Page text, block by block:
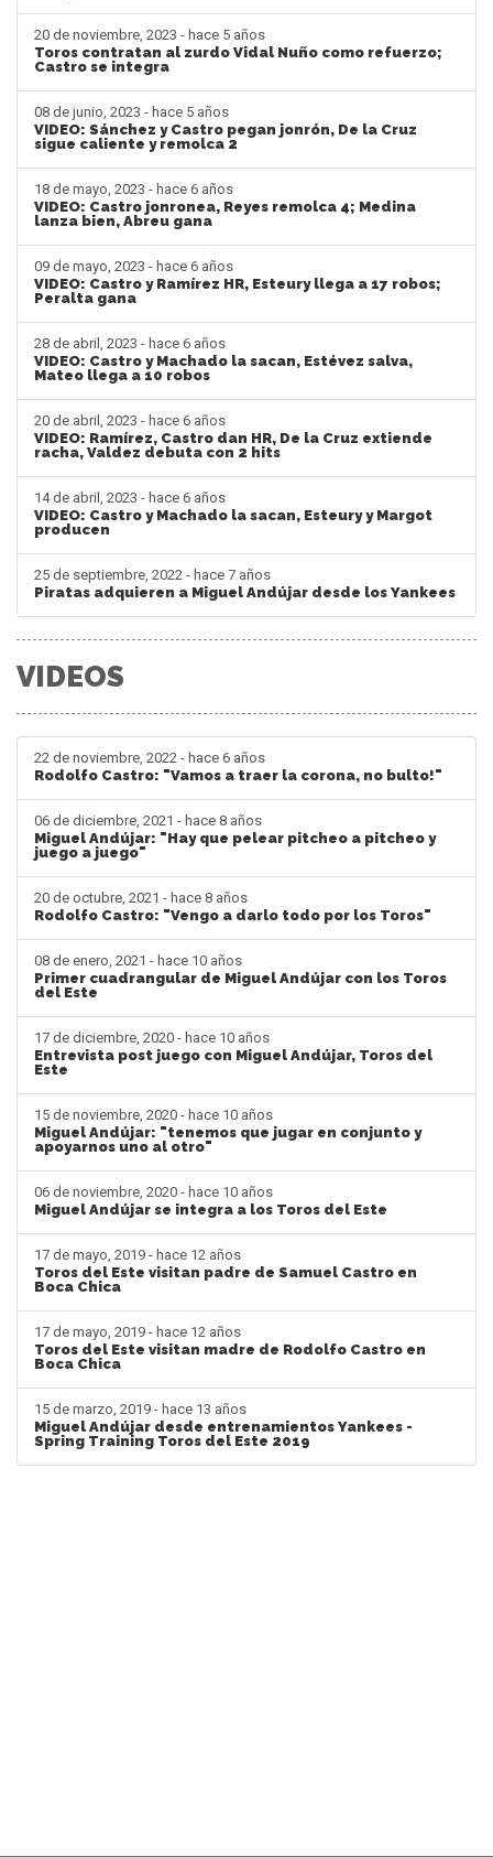
20 de noviembre, 2023 - hace 5 años
Toros contratan al zurdo Vidal Nuño como refuerzo;
Castro se integra
08 de junio, 2023 - hace 5 años
VIDEO: Sánchez y Castro pegan jonrón, De la Cruz
sigue caliente y remolca 2
18 de mayo, 2023 - hace 6 años
VIDEO: Castro jonronea, Reyes remolca 4; Medina
lanza bien, Abreu gana
09 de mayo, 2023 - hace 6 años
VIDEO: Castro y Ramírez HR, Esteury llega a 17 robos;
Peralta gana
28 de abril, 2023 - hace 6 años
VIDEO: Castro y Machado la sacan, Estévez salva,
Mateo llega a 10 robos
20 de abril, 2023 - hace 6 años
VIDEO: Ramírez, Castro dan HR, De la Cruz extiende
racha, Valdez debuta con 2 hits
14 de abril, 2023 - hace 6 años
VIDEO: Castro y Machado la sacan, Esteury y Margot
producen
25 de septiembre, 2022 - hace 7 años
Piratas adquieren a Miguel Andújar desde los Yankees
VIDEOS
22 de noviembre, 2022 - hace 6 años
Rodolfo Castro: "Vamos a traer la corona, no bulto!"
06 de diciembre, 2021 - hace 8 años
Miguel Andújar: "Hay que pelear pitcheo a pitcheo y
juego a juego"
20 de octubre, 2021 - hace 8 años
Rodolfo Castro: "Vengo a darlo todo por los Toros"
08 de enero, 2021 - hace 10 años
Primer cuadrangular de Miguel Andújar con los Toros
del Este
17 de diciembre, 2020 - hace 10 años
Entrevista post juego con Miguel Andújar, Toros del
Este
15 de noviembre, 2020 - hace 10 años
Miguel Andújar: "tenemos que jugar en conjunto y
apoyarnos uno al otro"
06 de noviembre, 2020 - hace 10 años
Miguel Andújar se integra a los Toros del Este
17 de mayo, 2019 - hace 12 años
Toros del Este visitan padre de Samuel Castro en
Boca Chica
17 de mayo, 2019 - hace 12 años
Toros del Este visitan madre de Rodolfo Castro en
Boca Chica
15 de marzo, 2019 - hace 13 años
Miguel Andújar desde entrenamientos Yankees -
Spring Training Toros del Este 2019